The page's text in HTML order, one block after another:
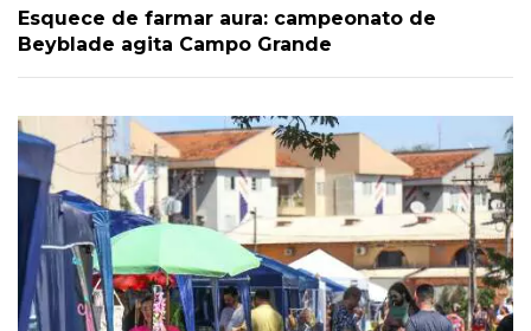
Esquece de farmar aura: campeonato de
Beyblade agita Campo Grande